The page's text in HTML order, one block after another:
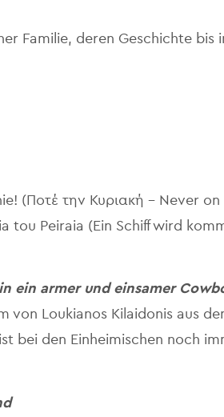
Familie, deren Geschichte bis
(Ποτέ την Κυριακή – Never
tou Peiraia (Ein Schiff wird
ein armer und einsamer
von Loukianos Kilaidonis aus
bei den Einheimischen noch